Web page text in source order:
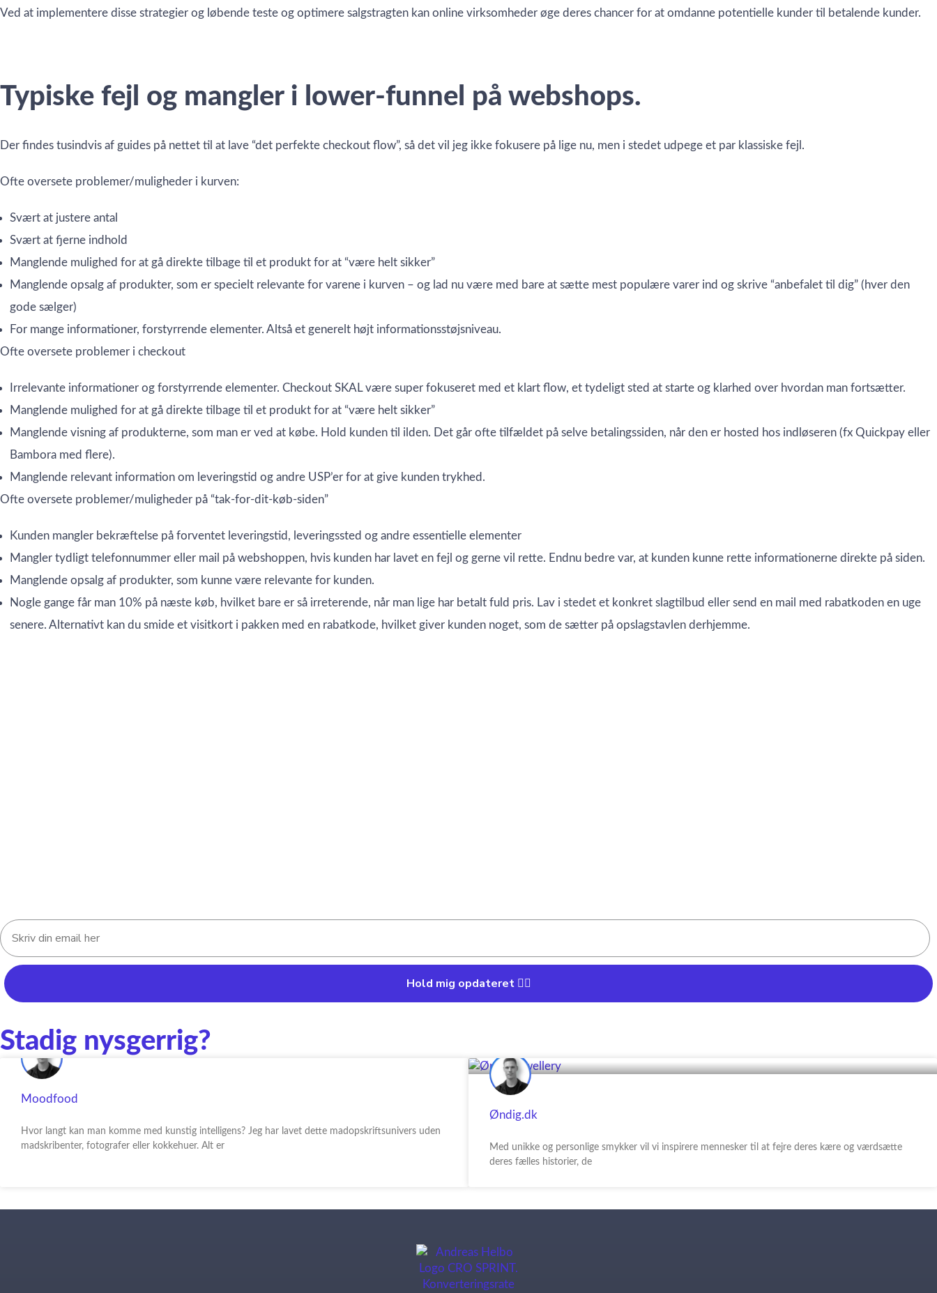
Ved at implementere disse strategier og løbende teste og optimere salgstragten kan online virksomheder øge deres chancer for at omdanne potentielle kunder til betalende kunder.
Typiske fejl og mangler i lower-funnel på webshops.
Der findes tusindvis af guides på nettet til at lave “det perfekte checkout flow”, så det vil jeg ikke fokusere på lige nu, men i stedet udpege et par klassiske fejl.
Ofte oversete problemer/muligheder i kurven:
Svært at justere antal
Svært at fjerne indhold
Manglende mulighed for at gå direkte tilbage til et produkt for at “være helt sikker”
Manglende opsalg af produkter, som er specielt relevante for varene i kurven – og lad nu være med bare at sætte mest populære varer ind og skrive “anbefalet til dig” (hver den
gode sælger)
For mange informationer, forstyrrende elementer. Altså et generelt højt informationsstøjsniveau.
Ofte oversete problemer i checkout
Irrelevante informationer og forstyrrende elementer. Checkout SKAL være super fokuseret med et klart flow, et tydeligt sted at starte og klarhed over hvordan man fortsætter.
Manglende mulighed for at gå direkte tilbage til et produkt for at “være helt sikker”
Manglende visning af produkterne, som man er ved at købe. Hold kunden til ilden. Det går ofte tilfældet på selve betalingssiden, når den er hosted hos indløseren (fx Quickpay eller
Bambora med flere).
Manglende relevant information om leveringstid og andre USP’er for at give kunden trykhed.
Ofte oversete problemer/muligheder på “tak-for-dit-køb-siden”
Kunden mangler bekræftelse på forventet leveringstid, leveringssted og andre essentielle elementer
Mangler tydligt telefonnummer eller mail på webshoppen, hvis kunden har lavet en fejl og gerne vil rette. Endnu bedre var, at kunden kunne rette informationerne direkte på siden.
Manglende opsalg af produkter, som kunne være relevante for kunden.
Nogle gange får man 10% på næste køb, hvilket bare er så irreterende, når man lige har betalt fuld pris. Lav i stedet et konkret slagtilbud eller send en mail med rabatkoden en uge
senere. Alternativt kan du smide et visitkort i pakken med en rabatkode, hvilket giver kunden noget, som de sætter på opslagstavlen derhjemme.
Hold mig opdateret 👍🏼
Stadig nysgerrig?
Moodfood
Hvor langt kan man komme med kunstig intelligens? Jeg har lavet dette madopskriftsunivers uden
madskribenter, fotografer eller kokkehuer. Alt er
Øndig.dk
Med unikke og personlige smykker vil vi inspirere mennesker til at fejre deres kære og værdsætte
deres fælles historier, de